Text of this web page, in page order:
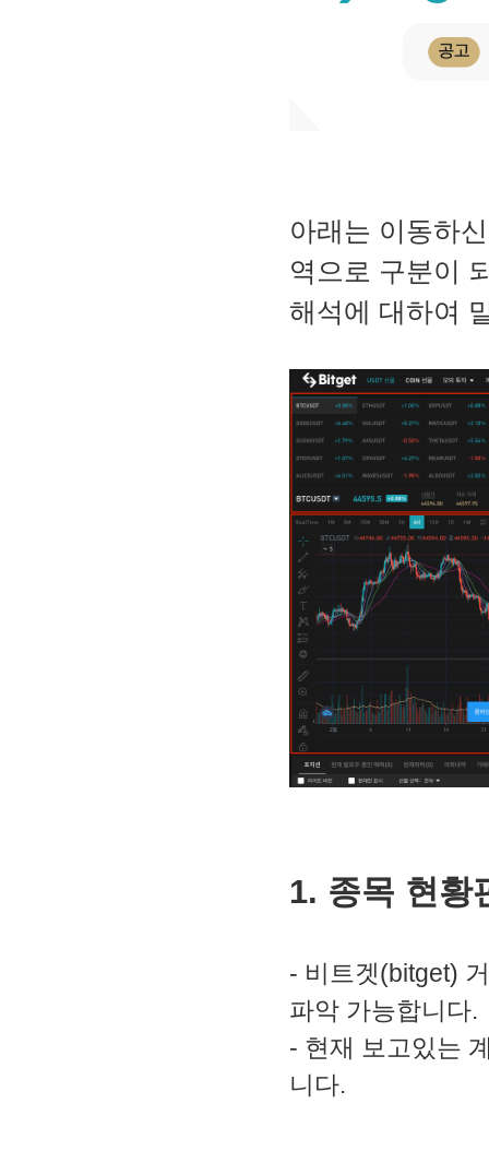
아래는 이동하
역으로 구분이
해석에 대하여
1. 종목 현황
- 비트겟(bitget)
파악 가능합니다.
- 현재 보고있는
니다.